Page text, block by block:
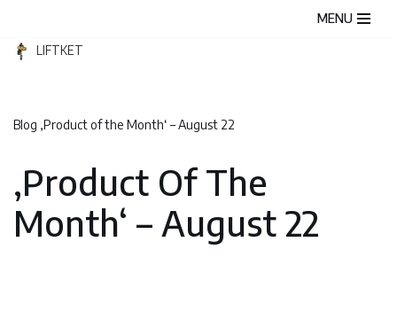
Zum
MENU
LIFTKET
Blog ‚Product of the Month‘ – August 22
‚Product Of The
Month‘ – August 22